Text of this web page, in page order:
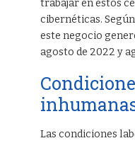
trabajar en estos
cibernéticas.
este negocio
agosto de 2022 y
Las condiciones